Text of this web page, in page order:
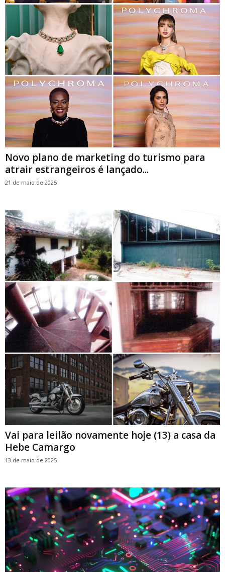
Novo plano de marketing do turismo para
atrair estrangeiros é lançado...
21 de maio de 2025
Vai para leilão novamente hoje (13) a casa da
Hebe Camargo
13 de maio de 2025